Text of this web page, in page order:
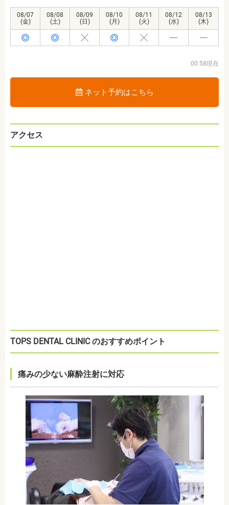
08/07
(金)
08/08
(土)
08/09
(日)
08/10
(月)
08/11
(火)
08/12
(水)
08/13
(木)
00:58現在
ネット予約はこちら
アクセス
TOPS DENTAL CLINIC のおすすめポイント
痛みの少ない麻酔注射に対応